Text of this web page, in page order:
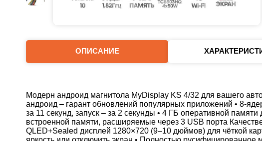
ОПИСАНИЕ
Модерн андроид магнитола MyDisplay KS 4/32 для вашего
андроид – гарант обновлений популярных приложений •
за 11 секунд, запуск – за 2 секунды • 4 ГБ оперативной
встроенной памяти, расширяемые через 3 USB порта
QLED+Sealed дисплей 1280×720 (9–10 дюймов) для чёткой